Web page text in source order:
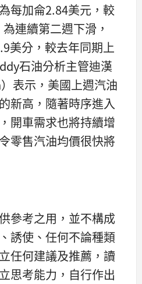
每加侖2.84美元，較
連續第二週下滑，
美分，較去年同期上
石油分析主管迪漢
表示，美國上週汽油
新高，隨著時序進入
開車需求也將持續增
零售汽油均價很快將
參考之用，並不構成
誘使、任何不論種類
任何建議及推薦，讀
思考能力，自行作出